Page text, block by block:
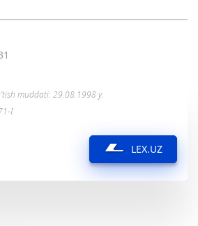
muddati: 29.08.1998 y.
I
LEX.UZ